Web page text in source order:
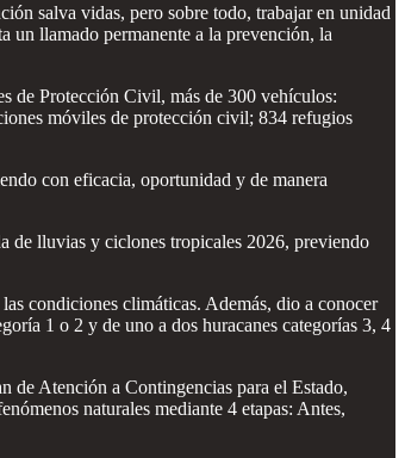
salva vidas, pero sobre todo, trabajar en unidad
un llamado permanente a la prevención, la
de Protección Civil, más de 300 vehículos:
móviles de protección civil; 834 refugios
con eficacia, oportunidad y de manera
lluvias y ciclones tropicales 2026, previendo
condiciones climáticas. Además, dio a conocer
1 o 2 y de uno a dos huracanes categorías 3, 4
Atención a Contingencias para el Estado,
naturales mediante 4 etapas: Antes,